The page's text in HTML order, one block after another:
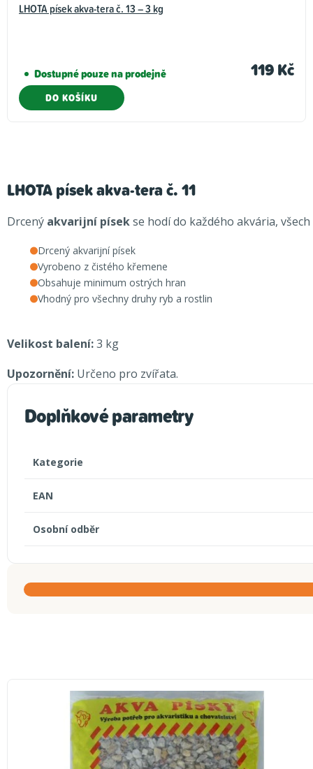
LHOTA písek akva-tera č. 13 – 3 kg
Dostupné pouze na prodejně 119 Kč
DO KOŠÍKU
LHOTA písek akva-tera č. 11
Drcený akvarijní písekse hodí do každého akvária,
Drcený akvarijní písek
Vyrobeno z čistého křemene
Obsahuje minimum ostrých hran
Vhodný pro všechny druhy ryb a rostlin
Velikost balení:3 kg
Upozornění: Určeno pro zvířata.
Doplňkové parametry
Kategorie
EAN
Osobní odběr